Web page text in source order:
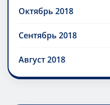
Октябрь 2018
Сентябрь 2018
Август 2018